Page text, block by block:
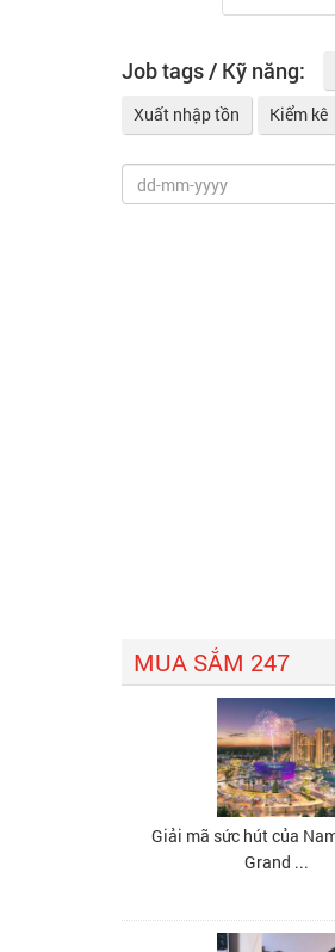
Job tags / Kỹ năng:
Xuất nhập tồn
Kiểm kê